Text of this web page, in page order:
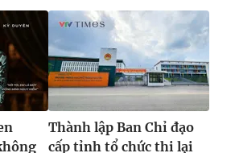
Thành lập Ban Chỉ đạo
cấp tỉnh tổ chức thi lại